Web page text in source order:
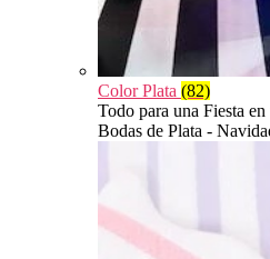
Color Plata (82)
Todo para una Fiesta
Bodas de Plata -